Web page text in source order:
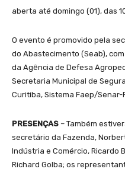
aberta até domingo (01), das
O evento é promovido pela
do Abastecimento (Seab),
da Agência de Defesa
Secretaria Municipal de
Curitiba, Sistema Faep/Senar-
PRESENÇAS – Também
secretário da Fazenda,
Indústria e Comércio, Ricardo
Richard Golba; os